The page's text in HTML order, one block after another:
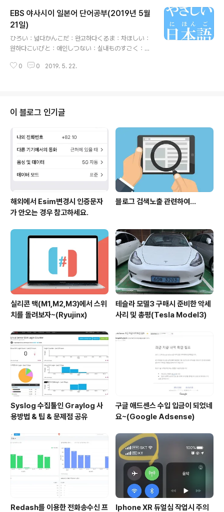
한あかるい：밝은きぶん：기분
EBS 야사시이 일본어 단어공부(2019년 5월
21일)
ひろい：넓다かんこだ：완고하다くるま：차ほしい：
원하다こいびと：애인しつない：실내ものすごく：엄
あんなに：저렇게はやく：빨리ぼく：나(남성표현)な
0 0 2019. 5. 22.
이 블로그 인기글
해외에서 Esim변경시 인증문자
가 안오는 경우 참고하세요.
블로그 검색노출 관련하여...
실리콘 맥(M1,M2,M3)에서 스위
치를 돌려보자~(Ryujinx)
테슬라 모델3 구매시 준비한 악세
사리 및 총평(Tesla Model3)
Syslog 수집툴인 Graylog 사
용방법 & 팁 & 문제점 공유
구글 애드센스 수입 입금이 되었네
요~(Google Adsense)
Redash를 이용한 전화송수신 프 Iphone XR 듀얼심 작업시 주의